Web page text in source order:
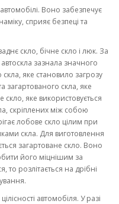
Воно забезпечує
сприяє безпеці та
скло, бічне скло і люк. За
зазнала значного
яке становило загрозу
загартованого скла, яке
скло, яке використовується
скріплених між собою
лобове скло цілим при
скла. Для виготовлення
загартоване скло. Воно
його міцнішим за
розлітається на дрібні
автомобіля. У разі